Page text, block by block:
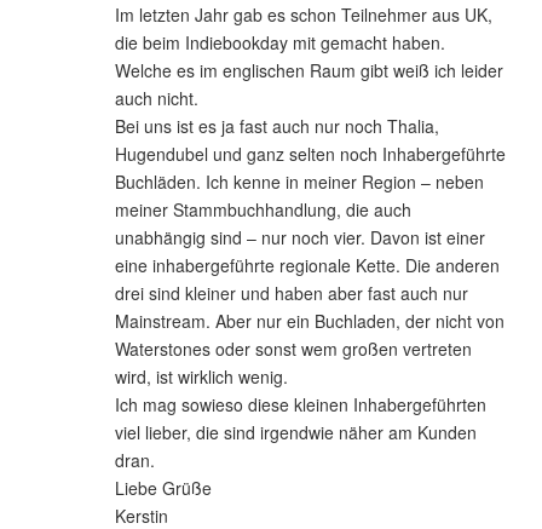
Im letzten Jahr gab es schon Teilnehmer aus UK,
die beim Indiebookday mit gemacht haben.
Welche es im englischen Raum gibt weiß ich leider
auch nicht.
Bei uns ist es ja fast auch nur noch Thalia,
Hugendubel und ganz selten noch Inhabergeführte
Buchläden. Ich kenne in meiner Region – neben
meiner Stammbuchhandlung, die auch
unabhängig sind – nur noch vier. Davon ist einer
eine inhabergeführte regionale Kette. Die anderen
drei sind kleiner und haben aber fast auch nur
Mainstream. Aber nur ein Buchladen, der nicht von
Waterstones oder sonst wem großen vertreten
wird, ist wirklich wenig.
Ich mag sowieso diese kleinen Inhabergeführten
viel lieber, die sind irgendwie näher am Kunden
dran.
Liebe Grüße
Kerstin